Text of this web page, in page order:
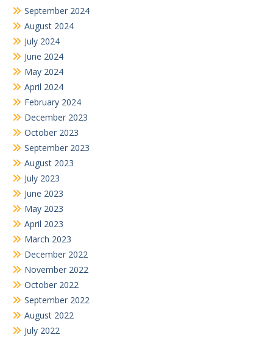
June 2023
May 2023
April 2023
March 2023
December 2022
November 2022
October 2022
September 2022
August 2022
July 2022
June 2022
February 2022
November 2021
October 2021
August 2021
July 2019
June 2019
July 2018
February 2018
Search
for: